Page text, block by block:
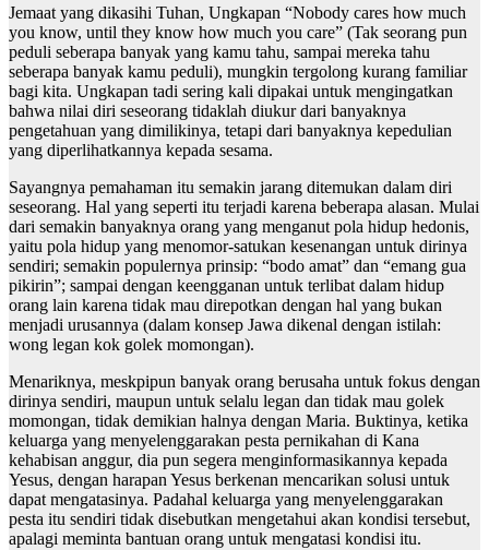
Jemaat yang dikasihi Tuhan, Ungkapan “Nobody cares how much
you know, until they know how much you care” (Tak seorang pun
peduli seberapa banyak yang kamu tahu, sampai mereka tahu
seberapa banyak kamu peduli), mungkin tergolong kurang familiar
bagi kita. Ungkapan tadi sering kali dipakai untuk mengingatkan
bahwa nilai diri seseorang tidaklah diukur dari banyaknya
pengetahuan yang dimilikinya, tetapi dari banyaknya kepedulian
yang diperlihatkannya kepada sesama.
Sayangnya pemahaman itu semakin jarang ditemukan dalam diri
seseorang. Hal yang seperti itu terjadi karena beberapa alasan. Mulai
dari semakin banyaknya orang yang menganut pola hidup hedonis,
yaitu pola hidup yang menomor-satukan kesenangan untuk dirinya
sendiri; semakin populernya prinsip: “bodo amat” dan “emang gua
pikirin”; sampai dengan keengganan untuk terlibat dalam hidup
orang lain karena tidak mau direpotkan dengan hal yang bukan
menjadi urusannya (dalam konsep Jawa dikenal dengan istilah:
wong legan kok golek momongan).
Menariknya, meskpipun banyak orang berusaha untuk fokus dengan
dirinya sendiri, maupun untuk selalu legan dan tidak mau golek
momongan, tidak demikian halnya dengan Maria. Buktinya, ketika
keluarga yang menyelenggarakan pesta pernikahan di Kana
kehabisan anggur, dia pun segera menginformasikannya kepada
Yesus, dengan harapan Yesus berkenan mencarikan solusi untuk
dapat mengatasinya. Padahal keluarga yang menyelenggarakan
pesta itu sendiri tidak disebutkan mengetahui akan kondisi tersebut,
apalagi meminta bantuan orang untuk mengatasi kondisi itu.